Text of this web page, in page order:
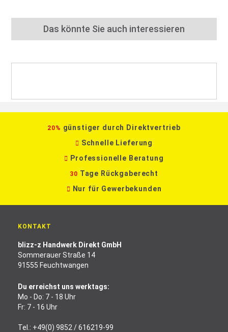
Das könnte Sie auch interessieren
20% günstiger durch Direktvertrieb
Schnelle Lieferung
Professionelle Beratung
30 Tage Rückgaberecht
Nur für Gewerbekunden
KONTAKT
blizz-z Handwerk Direkt GmbH
Sommerauer Straße 14
91555 Feuchtwangen
Du erreichst uns werktags:
Mo - Do: 7 - 18 Uhr
Fr: 7 - 16 Uhr
Tel.: +49(0) 9852 / 616219-99